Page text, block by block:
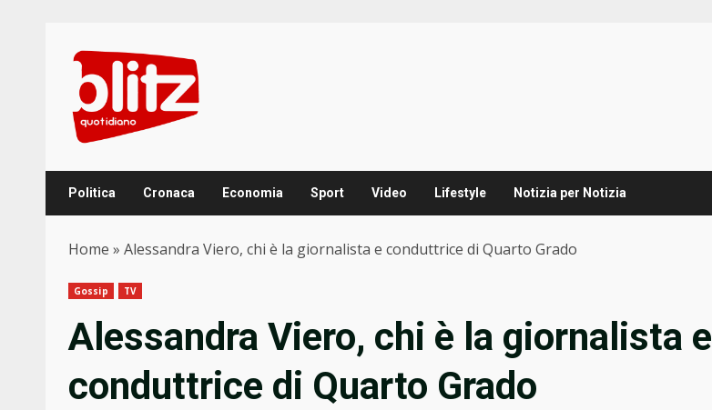
content
Politica Cronaca Economia Sport Video Lifestyle Notizia per Notizia
Home » Alessandra Viero, chi è la giornalista e conduttrice di Quarto Grado
Gossip TV
Alessandra Viero, chi è la giornalista e
conduttrice di Quarto Grado